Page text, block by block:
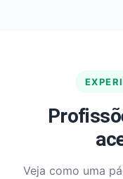
Veja como uma